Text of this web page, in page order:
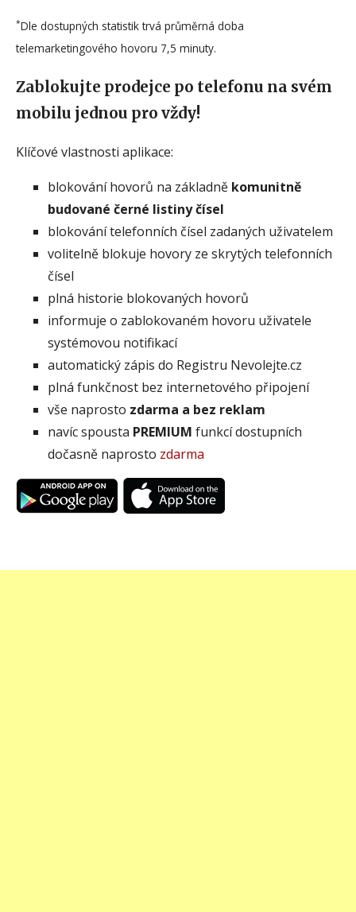
*Dle dostupných statistik trvá průměrná doba
telemarketingového hovoru 7,5 minuty.
Zablokujte prodejce po telefonu na svém
mobilu jednou pro vždy!
Klíčové vlastnosti aplikace:
blokování hovorů na základně komunitně
budované černé listiny čísel
blokování telefonních čísel zadaných uživatelem
volitelně blokuje hovory ze skrytých telefonních
čísel
plná historie blokovaných hovorů
informuje o zablokovaném hovoru uživatele
systémovou notifikací
automatický zápis do Registru Nevolejte.cz
plná funkčnost bez internetového připojení
vše naprosto zdarma a bez reklam
navíc spousta PREMIUM funkcí dostupních
dočasně naprosto zdarma